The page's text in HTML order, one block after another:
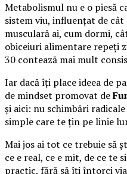
Metabolismul nu e o piesă
sistem viu, influențat de
musculară ai, cum dormi,
obiceiuri alimentare repeți
30 contează mai mult
Iar dacă îți place ideea de
de mindset promovat de
și aici: nu schimbări
simple care te țin pe linie
Mai jos ai tot ce trebuie să
ce e real, ce e mit, de ce te
practic, fără să îți întorci